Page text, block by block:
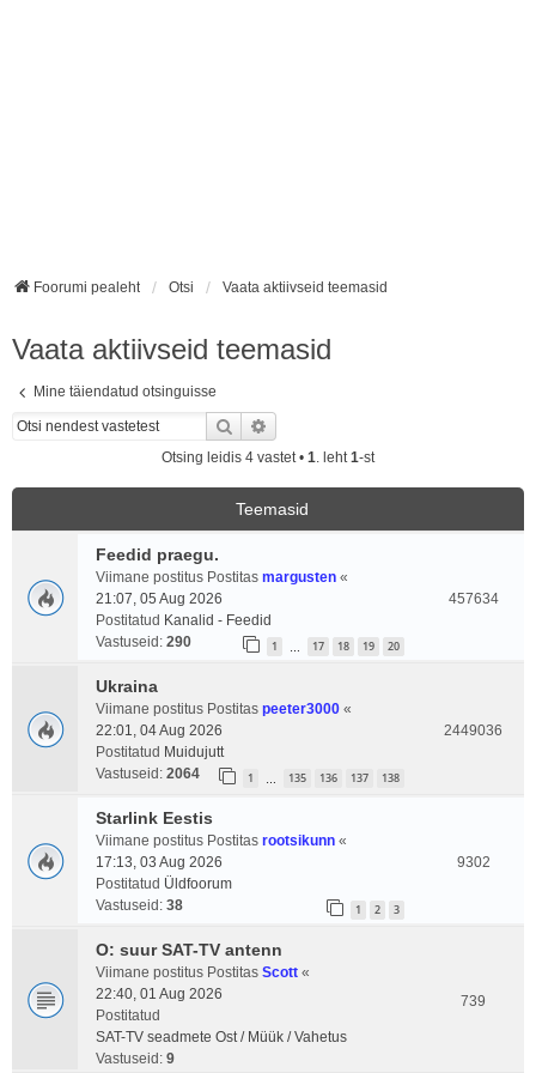
Foorumi pealeht Otsi Vaata aktiivseid teemasid
Vaata aktiivseid teemasid
Mine täiendatud otsinguisse
Otsi
Otsing leidis 4 vastet • 1. leht1-st
Teemasid
Feedid praegu.
Viimane postitus Postitas margusten «
21:07, 05 Aug 2026
Postitatud Kanalid - Feedid
Vastuseid: 290 1 17 18 19 20
457634
Ukraina
Viimane postitus Postitas peeter3000 «
22:01, 04 Aug 2026
Postitatud Muidujutt
Vastuseid: 2064 1 135 136 137 138
2449036
Starlink Eestis
Viimane postitus Postitas rootsikunn «
17:13, 03 Aug 2026
Postitatud Üldfoorum
Vastuseid: 38 1 2 3
9302
O: suur SAT-TV antenn
Viimane postitus Postitas Scott «
22:40, 01 Aug 2026
Postitatud
SAT-TV seadmete Ost / Müük / Vahetus
Vastuseid: 9
739